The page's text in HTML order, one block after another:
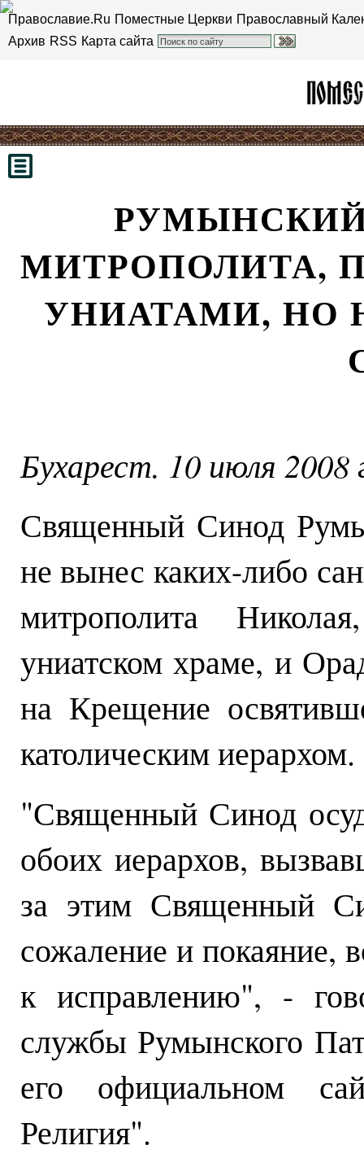
Православие.Ru Поместные Церкви Православный
Архив RSS Карта сайта
МИТРОПОЛИТА,
УНИАТАМИ, НО
Бухарест. 10 июля 2008
Священный Синод
не вынес каких-либо
митрополита
униатском храме, и
на Крещение
католическим иерархом.
"Священный Синод
обоих иерархов,
за этим Священный
сожаление и покаяние,
к исправлению", -
службы Румынского
его официальном
Религия".